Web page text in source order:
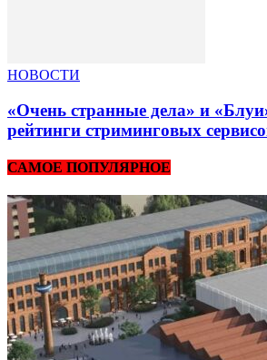
НОВОСТИ
«Очень странные дела» и
рейтинги стриминговых
САМОЕ ПОПУЛЯРНОЕ